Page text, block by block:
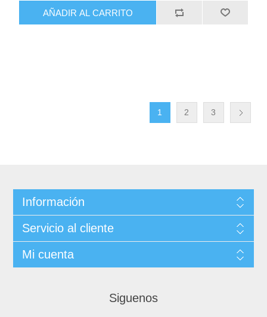
AÑADIR AL CARRITO
1 2 3
Información
Servicio al cliente
Mi cuenta
Siguenos